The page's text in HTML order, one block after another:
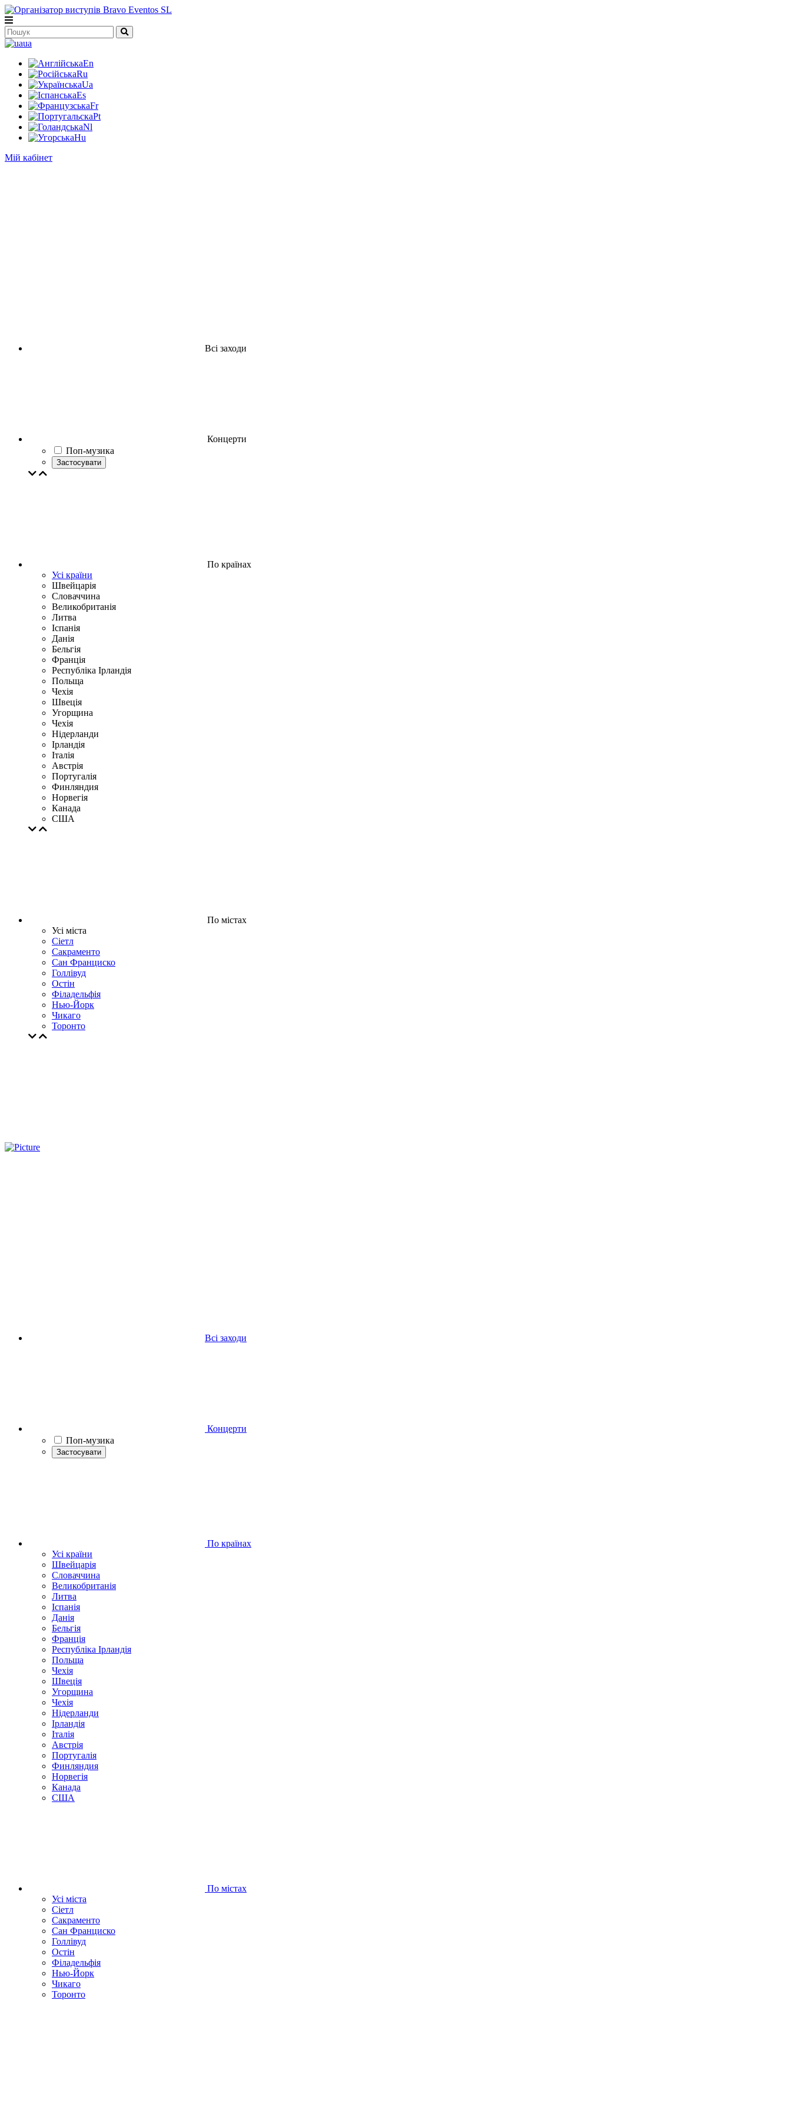
ua
En
Ru
Ua
Es
Fr
Pt
Nl
Hu
Мій кабінет
Всі заходи
Концерти
Поп-музика
Застосувати
По країнах
Усі країни
Швейцарія
Словаччина
Великобританія
Литва
Іспанія
Данія
Бельгія
Франція
Республіка Ірландія
Польща
Чехія
Швецiя
Угорщина
Чехія
Нідерланди
Iрландія
Iталiя
Австрія
Португалія
Финляндия
Норвегія
Канада
США
По містах
Усі міста
Сіетл
Сакраменто
Сан Франциско
Голлівуд
Остін
Філадельфія
Нью-Йорк
Чикаго
Торонто
Всі заходи
Концерти
Поп-музика
Застосувати
По країнах
Усі країни
Швейцарія
Словаччина
Великобританія
Литва
Іспанія
Данія
Бельгія
Франція
Республіка Ірландія
Польща
Чехія
Швецiя
Угорщина
Чехія
Нідерланди
Iрландія
Iталiя
Австрія
Португалія
Финляндия
Норвегія
Канада
США
По містах
Усі міста
Сіетл
Сакраменто
Сан Франциско
Голлівуд
Остін
Філадельфія
Нью-Йорк
Чикаго
Торонто